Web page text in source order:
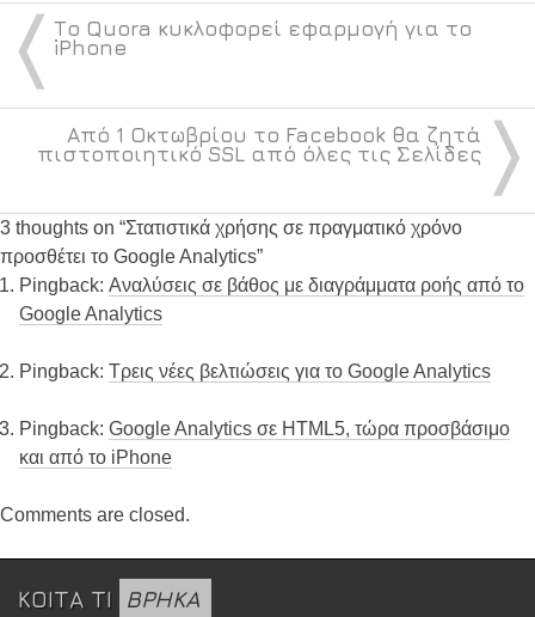
〈 Το Quora κυκλοφορεί εφαρμογή για το
iPhone
〉
Από 1 Οκτωβρίου το Facebook θα ζητά
πιστοποιητικό SSL από όλες τις Σελίδες
3 thoughts on “Στατιστικά χρήσης σε πραγματικό χρόνο
προσθέτει το Google Analytics”
Pingback: Αναλύσεις σε βάθος με διαγράμματα ροής από το
Google Analytics
Pingback: Τρεις νέες βελτιώσεις για το Google Analytics
Pingback: Google Analytics σε HTML5, τώρα προσβάσιμο
και από το iPhone
Comments are closed.
ΚΟΙΤΑ ΤΙ ΒΡΗΚΑ